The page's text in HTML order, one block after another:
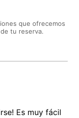
que ofrecemos
tu reserva.
Es muy fácil